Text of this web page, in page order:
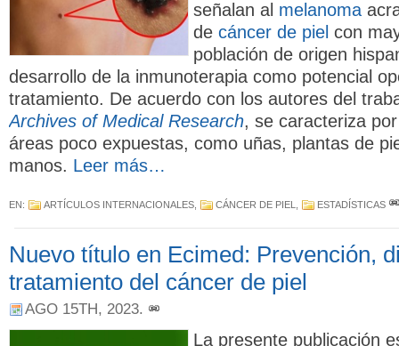
señalan al melanoma
de cáncer de piel con
población de origen
desarrollo de la inmunoterapia como potencial
tratamiento. De acuerdo con los autores del
Archives of Medical Research, se caracteriza
áreas poco expuestas, como uñas, plantas de
manos. Leer más…
EN: ARTÍCULOS INTERNACIONALES CÁNCER DE PIEL ESTADÍSTICAS
Nuevo título en Ecimed: Prevención,
tratamiento del cáncer de piel
AGO 15TH, 2023.
La presente publicación